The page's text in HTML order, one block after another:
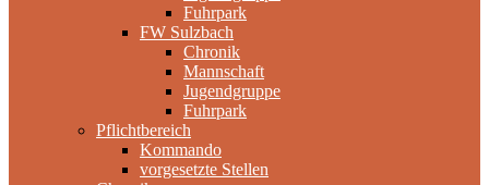
Fuhrpark
FW Sulzbach
Chronik
Mannschaft
Jugendgruppe
Fuhrpark
Pflichtbereich
Kommando
vorgesetzte Stellen